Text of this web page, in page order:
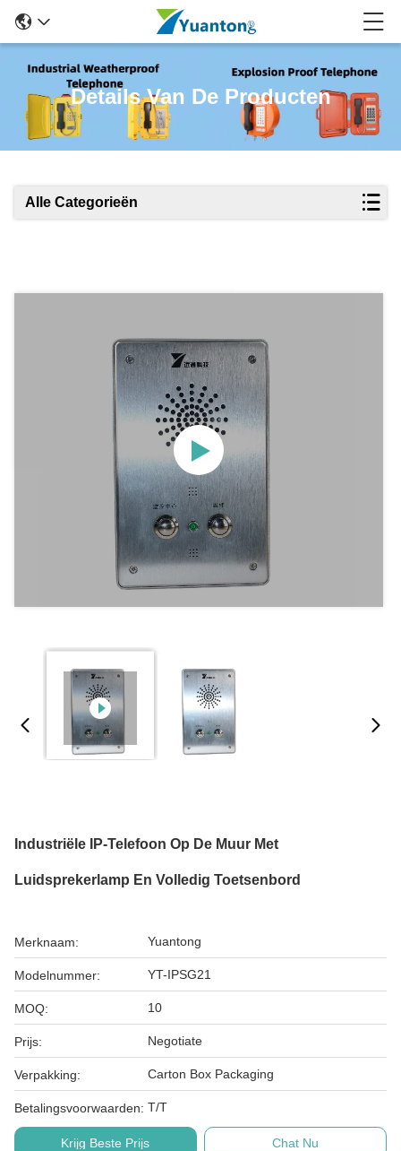
Details Van De Producten
Alle Categorieën
Industriële IP-Telefoon Op De Muur Met
Luidsprekerlamp En Volledig Toetsenbord
Merknaam: Yuantong
Modelnummer: YT-IPSG21
MOQ: 10
Prijs: Negotiate
Verpakking: Carton Box Packaging
Betalingsvoorwaarden: T/T
Krijg Beste Prijs Chat Nu